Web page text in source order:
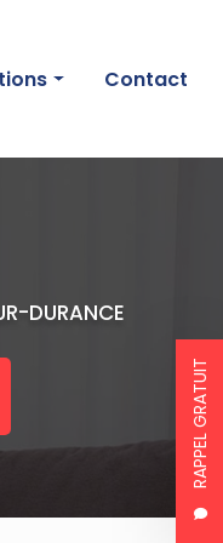
RAPPEL GRATUIT
Contact
DURANCE